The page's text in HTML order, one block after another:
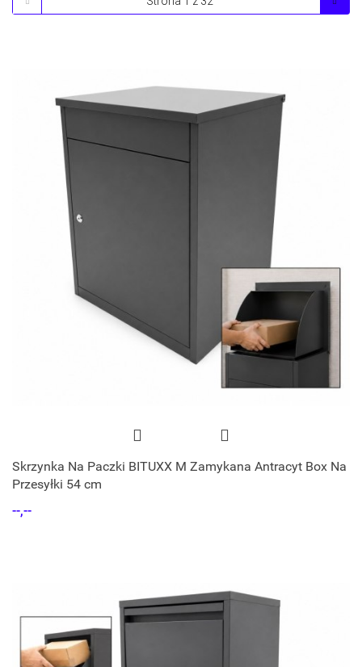
Skrzynka Na Paczki BITUXX M Zamykana Antracyt Box Na
Przesyłki 54 cm
--,--